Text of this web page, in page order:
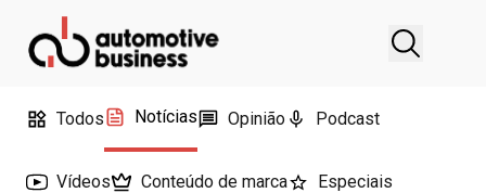
Todos Notícias Opinião Podcast
Vídeos Conteúdo de marca Especiais